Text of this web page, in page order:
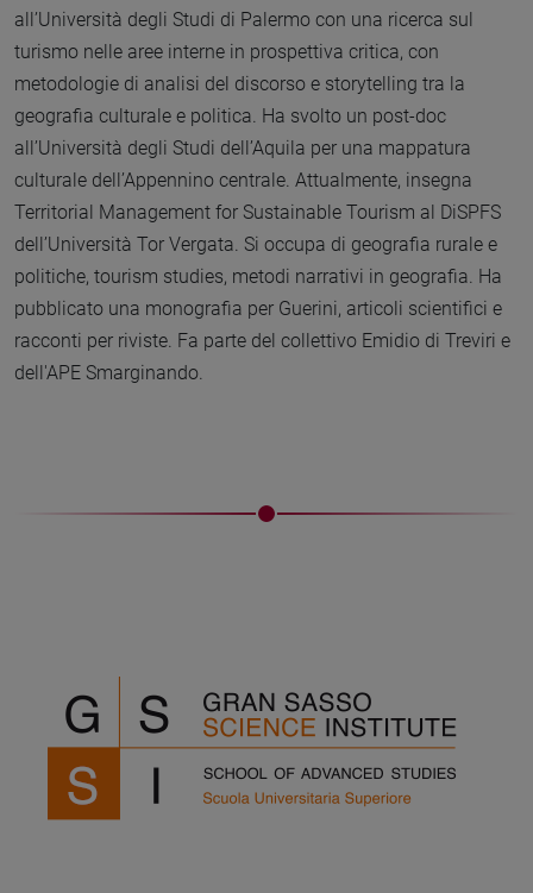
all’Università degli Studi di Palermo con una ricerca sul
turismo nelle aree interne in prospettiva critica, con
metodologie di analisi del discorso e storytelling tra la
geografia culturale e politica. Ha svolto un post-doc
all’Università degli Studi dell’Aquila per una mappatura
culturale dell’Appennino centrale. Attualmente, insegna
Territorial Management for Sustainable Tourism al DiSPFS
dell’Università Tor Vergata. Si occupa di geografia rurale e
politiche, tourism studies, metodi narrativi in geografia. Ha
pubblicato una monografia per Guerini, articoli scientifici e
racconti per riviste. Fa parte del collettivo Emidio di Treviri e
dell'APE Smarginando.